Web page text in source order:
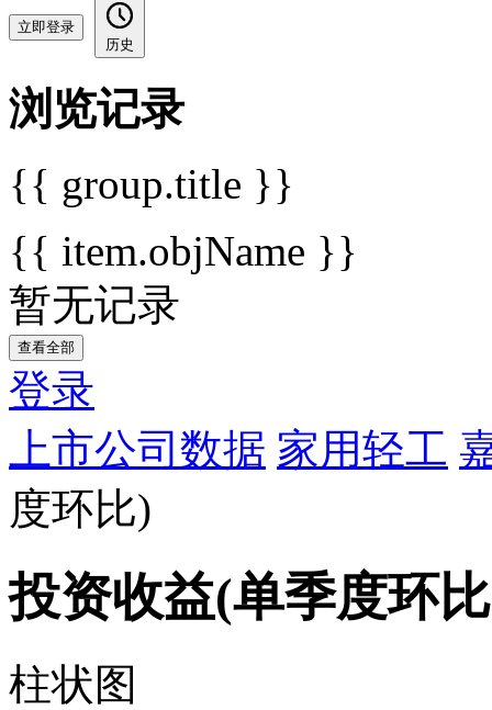
立即登录
历史
浏览记录
{{ group.title }}
{{ item.objName }}
暂无记录
查看全部
登录
上市公司数据 家用轻工
度环比)
投资收益(单季度环
柱状图